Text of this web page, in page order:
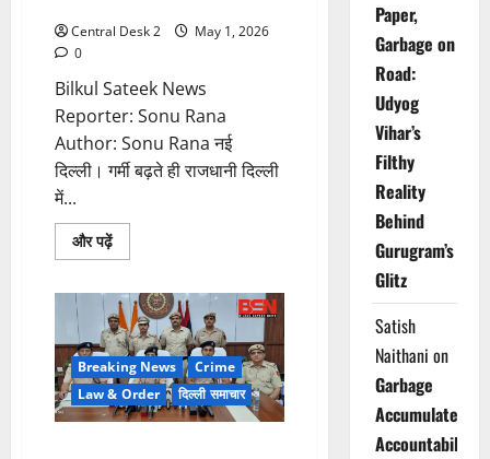
Central Desk 2
May 1, 2026
0
Bilkul Sateek News
Reporter: Sonu Rana
Author: Sonu Rana नई
दिल्ली। गर्मी बढ़ते ही राजधानी दिल्ली
में...
और पढ़ेंRead
more
में
काला
गंदा
पानी
पीने
को
मजबूर
हैं
लोग
Breaking News
Crime
Law & Order
दिल्ली समाचार
Paper,
Garbage on
Road:
Udyog
Vihar’s
Filthy
Reality
Behind
Gurugram’s
Glitz
Satish
Naithani on
Garbage
Accumulates,
Accountability